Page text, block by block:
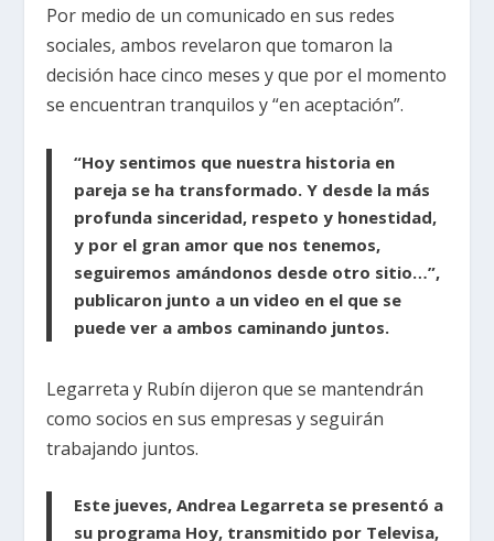
Por medio de un comunicado en sus redes
sociales, ambos revelaron que tomaron la
decisión hace cinco meses y que por el momento
se encuentran tranquilos y “en aceptación”.
“Hoy sentimos que nuestra historia en
pareja se ha transformado. Y desde la más
profunda sinceridad, respeto y honestidad,
y por el gran amor que nos tenemos,
seguiremos amándonos desde otro sitio…”,
publicaron junto a un video en el que se
puede ver a ambos caminando juntos.
Legarreta y Rubín dijeron que se mantendrán
como socios en sus empresas y seguirán
trabajando juntos.
Este jueves, Andrea Legarreta se presentó a
su programa Hoy, transmitido por Televisa,